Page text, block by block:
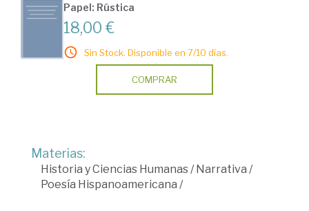
Papel: Rústica
18,00 €
Sin Stock. Disponible en 7/10 días.
COMPRAR
Materias:
Historia y Ciencias Humanas /Narrativa /
Poesía Hispanoamericana /